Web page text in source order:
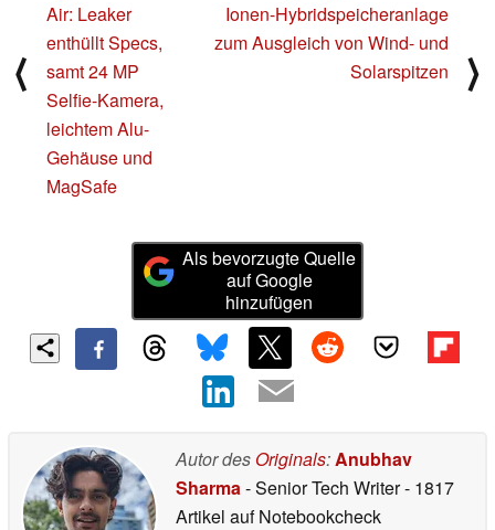
⟨
Air: Leaker
enthüllt Specs,
samt 24 MP
Selfie-Kamera,
leichtem Alu-
Gehäuse und
MagSafe
Ionen-Hybridspeicheranlage
zum Ausgleich von Wind- und
Solarspitzen
⟩
Als bevorzugte Quelle
auf Google
hinzufügen
Autor des Originals:Anubhav
Sharma- Senior Tech Writer- 1817
Artikel auf Notebookcheck